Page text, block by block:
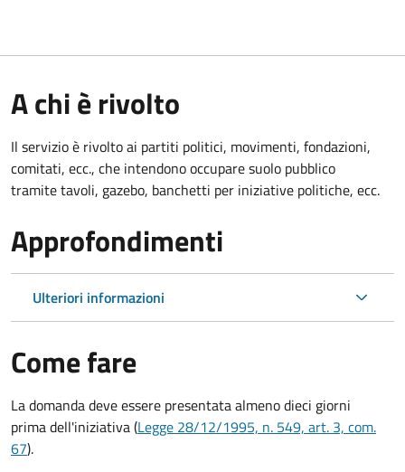
A chi è rivolto
Il servizio è rivolto ai partiti politici, movimenti, fondazioni,
comitati, ecc., che intendono occupare suolo pubblico
tramite tavoli, gazebo, banchetti per iniziative politiche, ecc.
Approfondimenti
Ulteriori informazioni
Come fare
La domanda deve essere presentataalmeno dieci giorni
primadell'iniziativa (Legge 28/12/1995, n. 549, art. 3, com.
67).